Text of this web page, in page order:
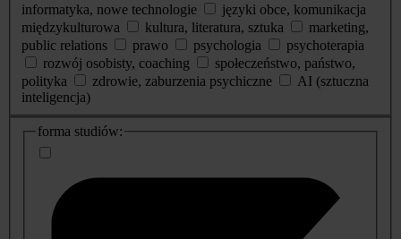
informatyka, nowe technologie
języki obce, komunikacja
międzykulturowa
kultura, literatura, sztuka
marketing,
public relations
prawo psychologia
psychoterapia
rozwój osobisty, coaching
społeczeństwo, państwo,
polityka
zdrowie, zaburzenia psychiczne
AI (sztuczna
inteligencja)
dodatkowe
informacje
forma studiów: